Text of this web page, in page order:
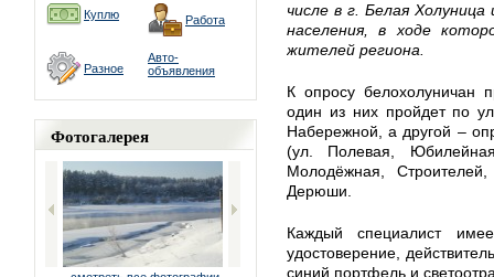
Куплю Работа
Разное
Авто-
объявления
Фотогалерея
числе в г. Белая
населения, в ходе
жителей региона.
К опросу белохолуничан
один из них пройдет по
Набережной, а другой –
(ул. Полевая,
Молодёжная,
Дерюши.
Каждый специалист
удостоверение,
синий портфель и